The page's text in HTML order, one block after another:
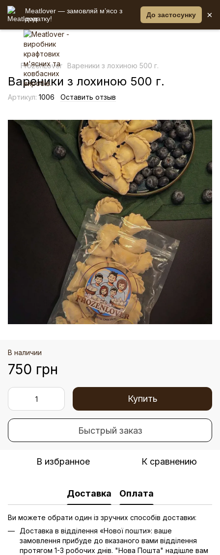
Meatlover — замовляй мʼясо з
додатку!
До застосунку ×
FrozenLover Вареники з лохиною 500 г.
Вареники з лохиною 500 г.
Артикул: 1006 Оставить отзыв
В наличии
750 грн
Купить
Быстрый заказ
В избранное К сравнению
Доставка Оплата
Ви можете обрати один із зручних способів доставки:
Доставка в відділення «Нової пошти»: ваше
замовлення прибуде до вказаного вами відділення
протягом 1-3 робочих днів. "Нова Пошта" надішле вам